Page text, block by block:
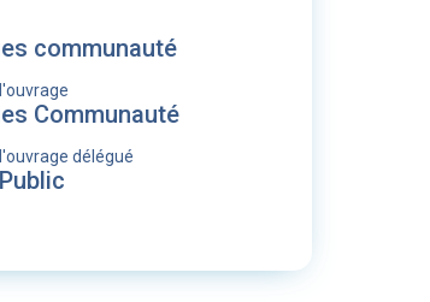
communauté
Communauté
délégué